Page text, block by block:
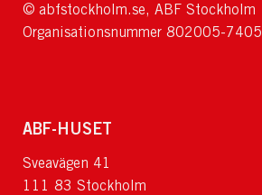
© abfstockholm.se, ABF Stockholm
Organisationsnummer 802005-7405
ABF-HUSET
Sveavägen 41
111 83 Stockholm